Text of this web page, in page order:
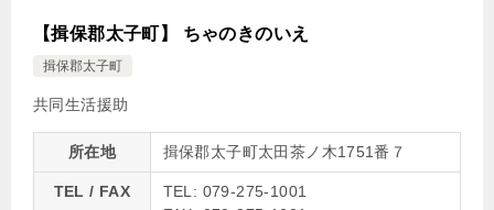
【揖保郡太子町】 ちゃのきのいえ
揖保郡太子町
共同生活援助
所在地 揖保郡太子町太田茶ノ木1751番７
TEL / FAX
TEL: 079-275-1001